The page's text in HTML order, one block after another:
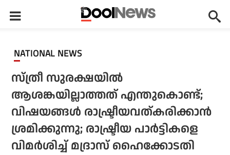
NATIONAL NEWS
സ്ത്രീ സുരക്ഷയില്‍
ആശങ്കയില്ലാത്തത് എന്തുകൊണ്ട്;
വിഷയങ്ങള്‍ രാഷ്ട്രീയവത്കരിക്കാന്‍
ശ്രമിക്കുന്നു; രാഷ്ട്രീയ പാര്‍ട്ടികളെ
വിമര്‍ശിച്ച് മദ്രാസ് ഹൈക്കോടതി